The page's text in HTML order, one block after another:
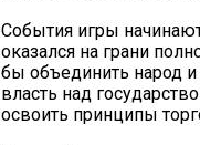
События игры
оказался на грани
бы объединить народ
власть над
освоить принципы